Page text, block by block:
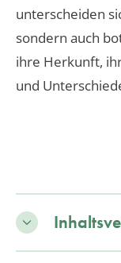
unterscheiden
sondern auch
ihre Herkunft,
und